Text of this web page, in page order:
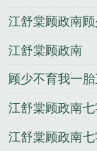
江舒棠顾政南
大院团宠全文
江舒棠顾政南
顾少不育我一
棠顾政南结局
江舒棠顾政南
嗣京少完整版
江舒棠顾政南